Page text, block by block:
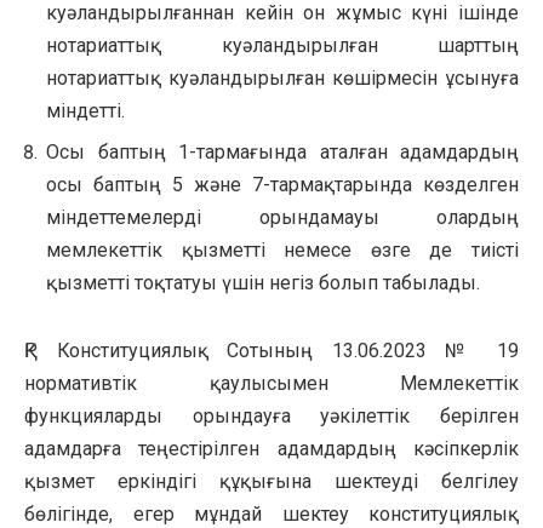
куәландырылғаннан кейін он жұмыс күні ішінде
нотариаттық куәландырылған шарттың
нотариаттық куәландырылған көшірмесін ұсынуға
міндетті.
Осы баптың 1-тармағында аталған адамдардың
осы баптың 5 және 7-тармақтарында көзделген
міндеттемелерді орындамауы олардың
мемлекеттік қызметті немесе өзге де тиісті
қызметті тоқтатуы үшін негіз болып табылады.
ҚР Конституциялық Сотының 13.06.2023 № 19
нормативтік қаулысымен Мемлекеттік
функцияларды орындауға уәкілеттік берілген
адамдарға теңестірілген адамдардың кәсіпкерлік
қызмет еркіндігі құқығына шектеуді белгілеу
бөлігінде, егер мұндай шектеу конституциялық